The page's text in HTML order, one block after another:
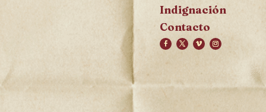
Indignación
Contacto